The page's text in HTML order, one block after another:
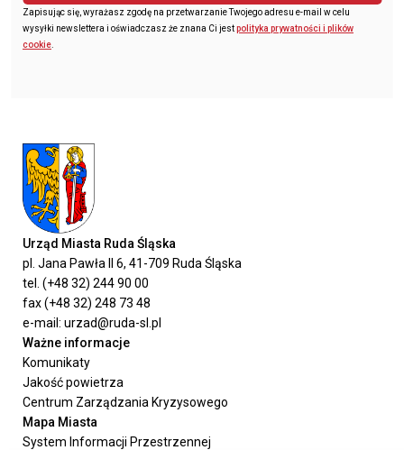
Zapisując się, wyrażasz zgodę na przetwarzanie Twojego adresu e-mail w celu
wysyłki newslettera i oświadczasz że znana Ci jestpolityka prywatności i plików
cookie
Urząd Miasta Ruda Śląska
pl. Jana Pawła II 6, 41-709 Ruda Śląska
tel. (+48 32) 244 90 00
fax (+48 32) 248 73 48
e-mail: urzad@ruda-sl.pl
Ważne informacje
Komunikaty
Jakość powietrza
Centrum Zarządzania Kryzysowego
Mapa Miasta
System Informacji Przestrzennej